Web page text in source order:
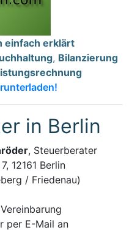
einfach erklärt
, Bilanzierung
in Berlin
, Steuerberater
12161 Berlin
/ Friedenau)
per E-Mail an